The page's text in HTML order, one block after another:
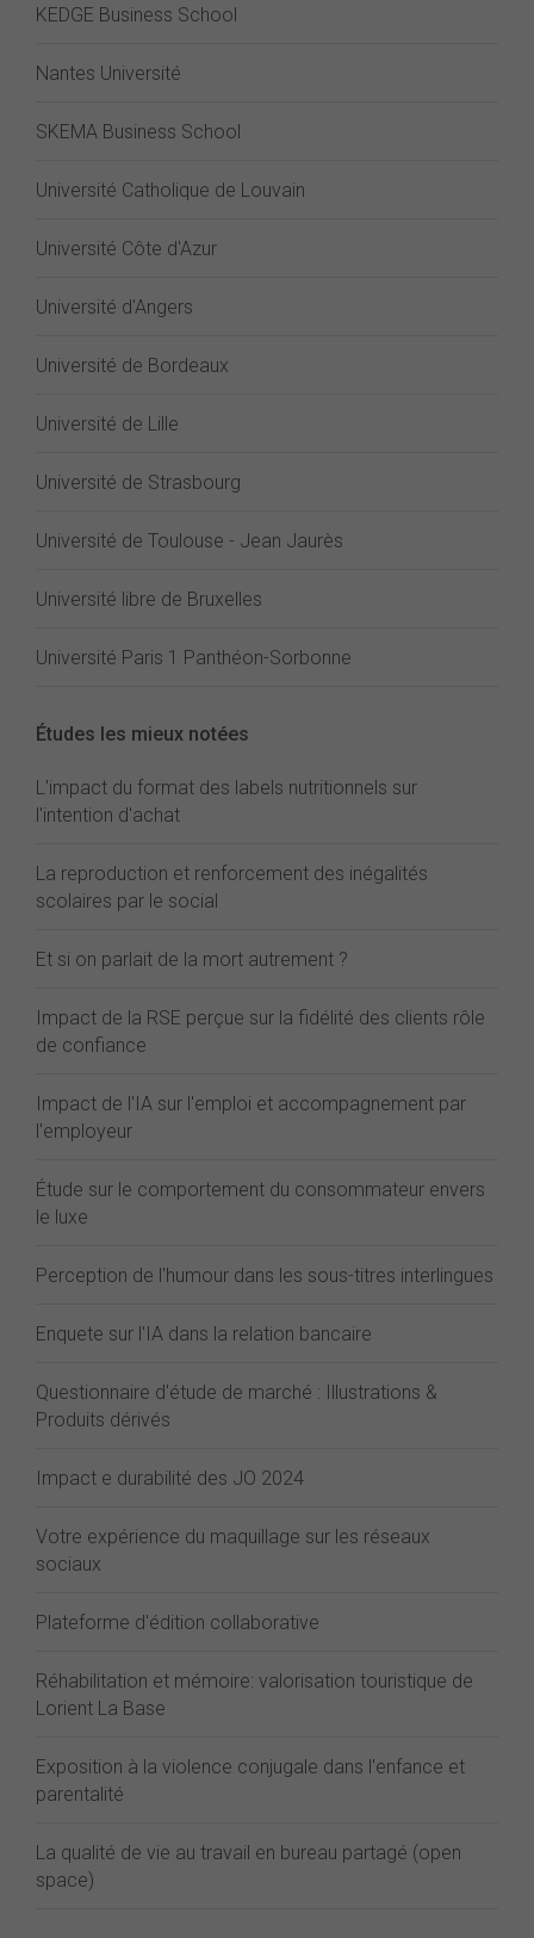
KEDGE Business School
Nantes Université
SKEMA Business School
Université Catholique de Louvain
Université Côte d'Azur
Université d'Angers
Université de Bordeaux
Université de Lille
Université de Strasbourg
Université de Toulouse - Jean Jaurès
Université libre de Bruxelles
Université Paris 1 Panthéon-Sorbonne
Études les mieux notées
L'impact du format des labels nutritionnels sur
l'intention d'achat
La reproduction et renforcement des inégalités
scolaires par le social
Et si on parlait de la mort autrement ?
Impact de la RSE perçue sur la fidélité des clients rôle
de confiance
Impact de l'IA sur l'emploi et accompagnement par
l'employeur
Étude sur le comportement du consommateur envers
le luxe
Perception de l'humour dans les sous-titres interlingues
Enquete sur l'IA dans la relation bancaire
Questionnaire d'étude de marché : Illustrations &
Produits dérivés
Impact e durabilité des JO 2024
Votre expérience du maquillage sur les réseaux
sociaux
Plateforme d'édition collaborative
Réhabilitation et mémoire: valorisation touristique de
Lorient La Base
Exposition à la violence conjugale dans l'enfance et
parentalité
La qualité de vie au travail en bureau partagé (open
space)